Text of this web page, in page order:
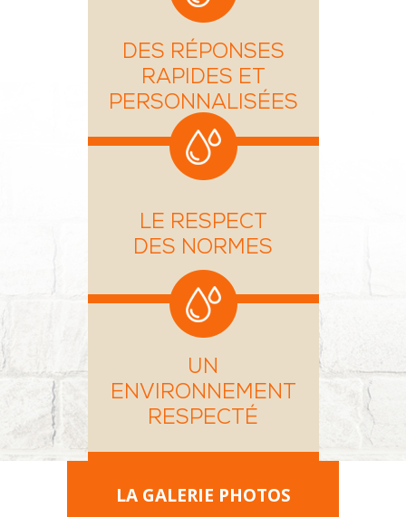
DES RÉPONSES
RAPIDES ET
PERSONNALISÉES
LE RESPECT
DES NORMES
UN
ENVIRONNEMENT
RESPECTÉ
LA GALERIE PHOTOS